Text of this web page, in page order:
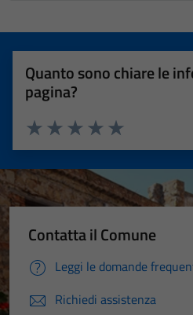
Quanto sono chiare le
pagina?
Valuta 5 stelle
Valuta 4 stelle su 5
Valuta 3 stelle su 5
Valuta 2 stelle su 5
Valuta 1 stelle su 5
Contatta il Comune
Leggi le domande
Richiedi assistenza